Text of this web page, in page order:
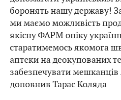
боронять нашу державу!
ми маємо можливість
якісну ФАРМ опіку
старатимемось якомога
аптеки на деокупованих
забезпечувати мешканців
доповнив Тарас Коляда